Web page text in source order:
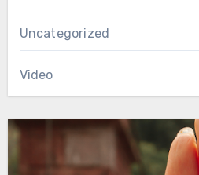
Uncategorized
Video